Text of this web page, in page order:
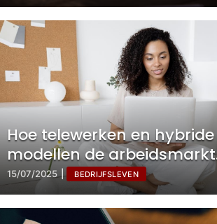
Hoe telewerken en hybride
modellen de arbeidsmarkt
veranderen
15/07/2025 | BEDRIJFSLEVEN